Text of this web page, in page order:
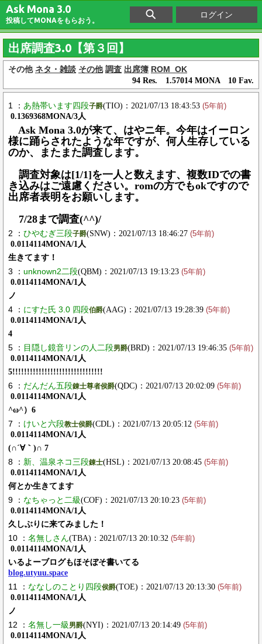
Ask Mona 3.0
投稿してMONAをもらおう。
ログイン
出席調査3.0【第３回】
その他 ネタ・雑談 その他 調査 出席簿 ROM_OK
94 Res. 1.57014 MONA 10 Fav.
1 ： あ熱帯います四段子爵(TIO)：2021/07/13 18:43:53 (5年前)
0.1369368MONA/3人
Ask Mona 3.0が来て、はやニ年。今年はイーロン
様に踊らされたような年ですが、何人生存している
のか、またまた調査します。
調査対象は[1/1]を一人と数えます、複数IDでの書
き込みはご遠慮ください。romの方でもokですので
出席者表明をお願いします。
7/28まで調査(^^)/
2 ： ひやむぎ三段子爵(SNW)：2021/07/13 18:46:27 (5年前)
0.0114114MONA/1人
生きてます！
3 ： unknown2二段(QBM)：2021/07/13 19:13:23 (5年前)
0.0114114MONA/1人
ノ
4 ： にすた氏 3.0 四段伯爵(AAG)：2021/07/13 19:28:39 (5年前)
0.0114114MONA/1人
4
5 ： 目隠し鏡音リンの人二段男爵(BRD)：2021/07/13 19:46:35 (5年前)
0.0114114MONA/1人
5!!!!!!!!!!!!!!!!!!!!!!!!!!!!!!!
6 ： だんだん五段錬士尊者侯爵(QDC)：2021/07/13 20:02:09 (5年前)
0.0114114MONA/1人
^ω^）6
7 ： けいと六段教士侯爵(CDL)：2021/07/13 20:05:12 (5年前)
0.0114114MONA/1人
(∩´∀｀)∩ 7
8 ： 新、温泉ネコ三段錬士(HSL)：2021/07/13 20:08:45 (5年前)
0.0114114MONA/1人
何とか生きてます
9 ： なちゃっと二級(COF)：2021/07/13 20:10:23 (5年前)
0.0114114MONA/1人
久しぶりに来てみました！
10 ： 名無しさん(TBA)：2021/07/13 20:10:32 (5年前)
0.0114114MONA/1人
いるよーブログもほそぼそ書いてる
blog.utyuu.space
11 ： ななしのことり四段侯爵(TOE)：2021/07/13 20:13:30 (5年前)
0.0114114MONA/1人
ノ
12 ： 名無し一級 男爵(NYI)：2021/07/13 20:14:49 (5年前)
0.0114114MONA/1人